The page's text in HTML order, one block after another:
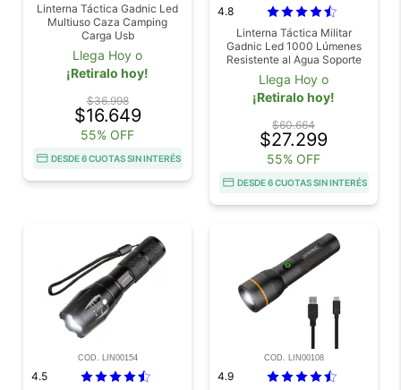
Linterna Táctica Gadnic Led
Multiuso Caza Camping
Carga Usb
Llega Hoy o
¡Retiralo hoy!
$36.998
$16.649
55% OFF
DESDE 6 CUOTAS SIN INTERÉS
4.8
Linterna Táctica Militar
Gadnic Led 1000 Lúmenes
Resistente al Agua Soporte
Llega Hoy o
¡Retiralo hoy!
$60.664
$27.299
55% OFF
DESDE 6 CUOTAS SIN INTERÉS
COD. LIN00154
4.5
COD. LIN00108
4.9